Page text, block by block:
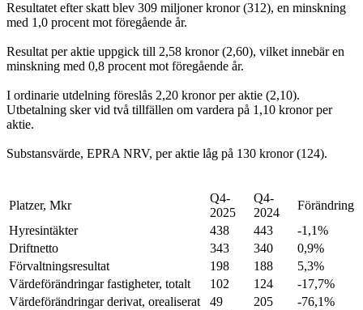
Resultatet efter skatt blev 309 miljoner kronor (312), en minskning
med 1,0 procent mot föregående år.
Resultat per aktie uppgick till 2,58 kronor (2,60), vilket innebär en
minskning med 0,8 procent mot föregående år.
I ordinarie utdelning föreslås 2,20 kronor per aktie (2,10).
Utbetalning sker vid två tillfällen om vardera på 1,10 kronor per
aktie.
Substansvärde, EPRA NRV, per aktie låg på 130 kronor (124).
Platzer, Mkr
Q4-
2025
Q4-
2024
Förändring
Hyresintäkter
438 443
-1,1%
Driftnetto
343 340
0,9%
Förvaltningsresultat
198 188
5,3%
Värdeförändringar fastigheter, totalt
102 124
-17,7%
Värdeförändringar derivat, orealiserat
49 205
-76,1%